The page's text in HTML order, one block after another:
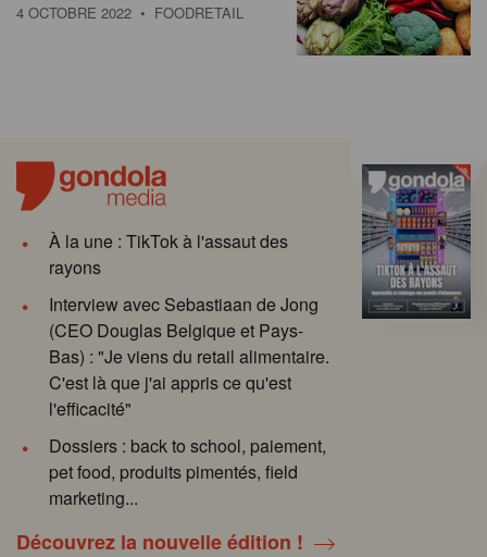
4 OCTOBRE 2022 • FOODRETAIL
À la une : TikTok à l'assaut des
rayons
Interview avec Sebastiaan de Jong
(CEO Douglas Belgique et Pays-
Bas) : "Je viens du retail alimentaire.
C'est là que j'ai appris ce qu'est
l'efficacité"
Dossiers : back to school, paiement,
pet food, produits pimentés, field
marketing...
Découvrez la nouvelle édition !